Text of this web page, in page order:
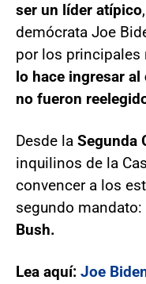
ser un líder atípico
demócrata Joe
por los principales
lo hace ingresar
no fueron
Desde la Segunda
inquilinos de la
convencer a los
segundo mandato:
Bush.
Lea aquí: Joe